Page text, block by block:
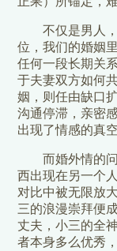
不仅是男人
位，我们的婚姻
任何一段长期关
于夫妻双方如何
姻，则任由缺口
沟通停滞，亲密
出现了情感的真空
而婚外情的
西出现在另一个
对比中被无限放
三的浪漫崇拜便
丈夫，小三的全
者本身多么优秀